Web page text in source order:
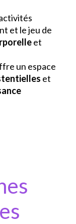
et le jeu de
et
un espace
et